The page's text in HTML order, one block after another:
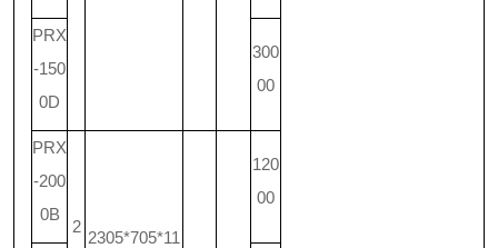
PRX
-150
0D
300
00
PRX
-200
0B
2
2305*705*11
120
00